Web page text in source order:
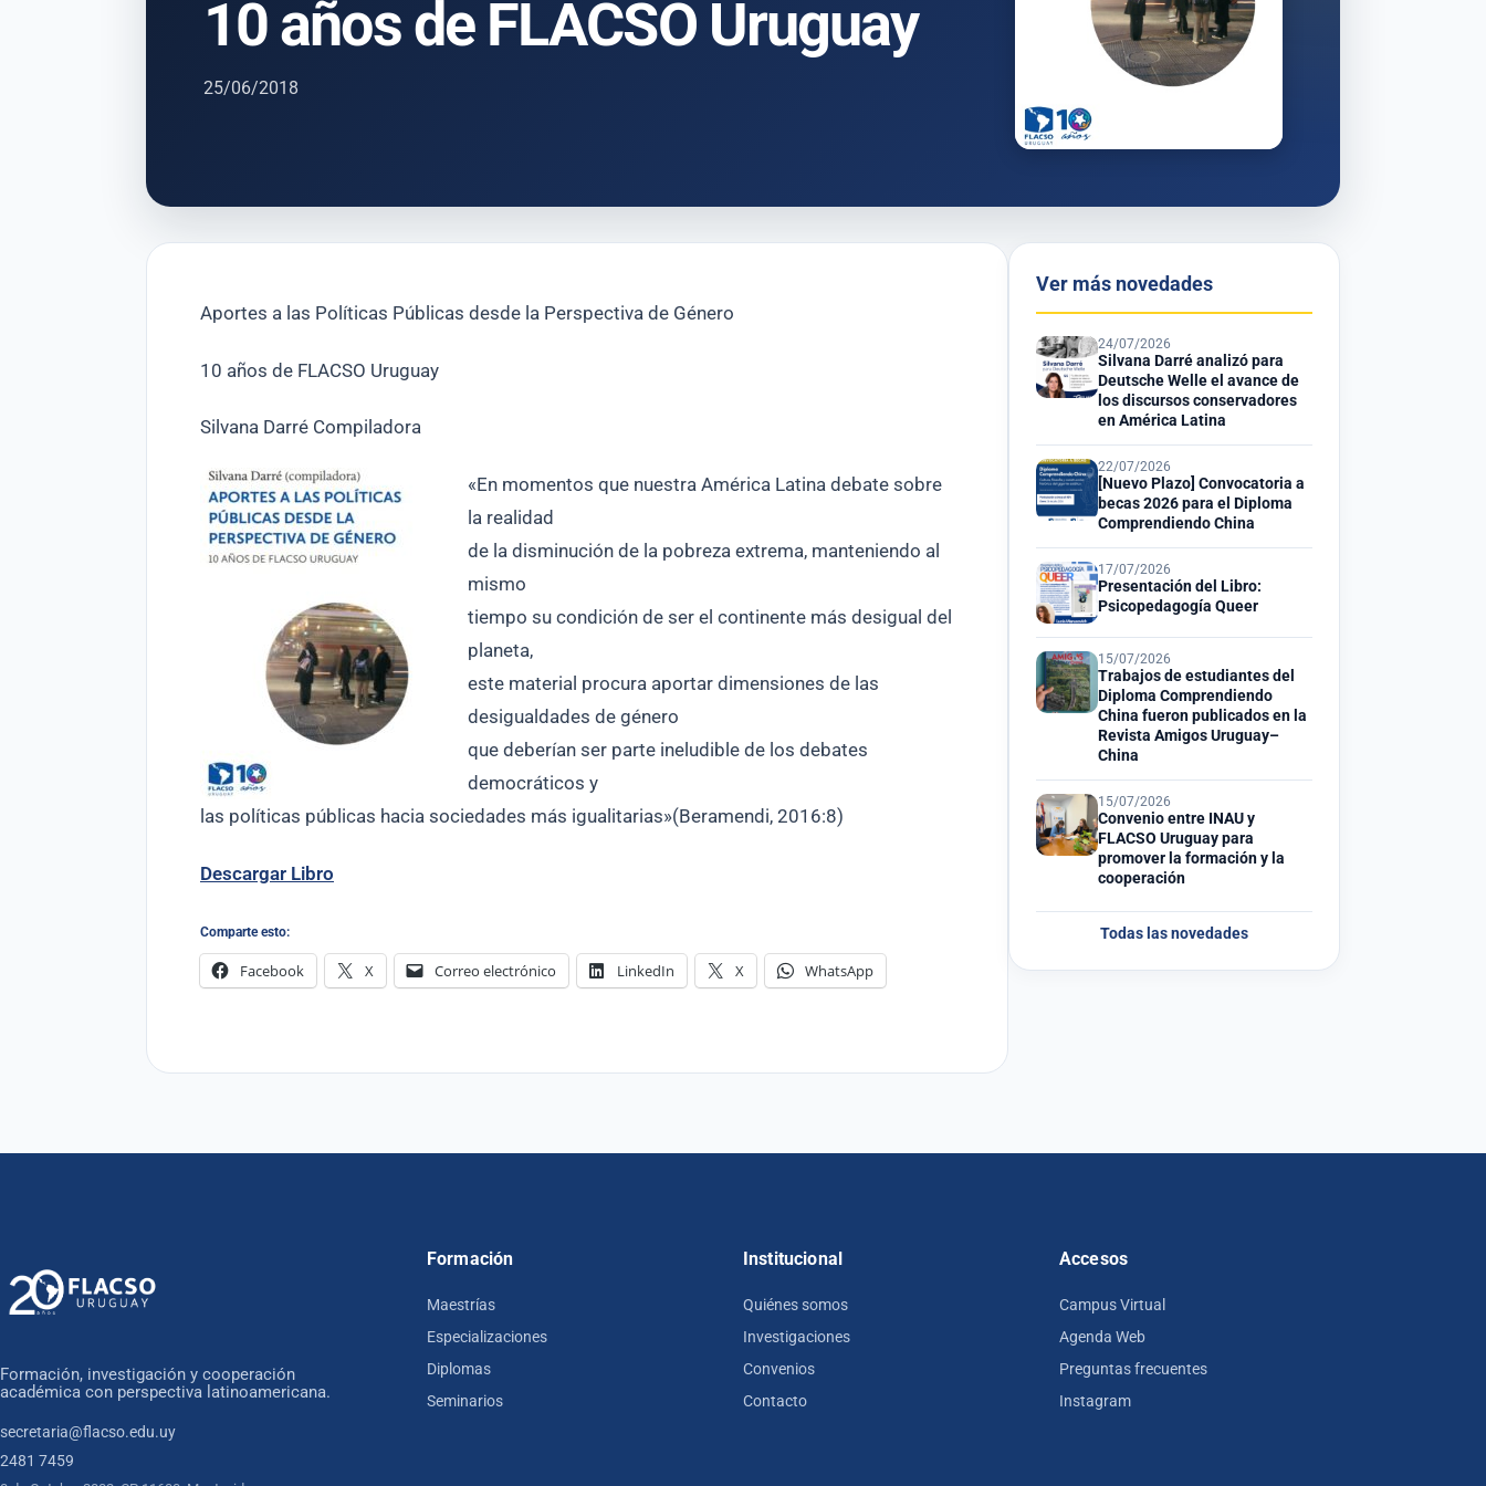
10 años de FLACSO Uruguay
25/06/2018
Aportes a las Políticas Públicas desde la Perspectiva de Género
10 años de FLACSO Uruguay
Silvana Darré Compiladora
«En momentos que nuestra América Latina debate sobre
la realidad
de la disminución de la pobreza extrema, manteniendo al
mismo
tiempo su condición de ser el continente más desigual del
planeta,
este material procura aportar dimensiones de las
desigualdades de género
que deberían ser parte ineludible de los debates
democráticos y
las políticas públicas hacia sociedades más igualitarias»(Beramendi, 2016:8)
Descargar Libro
Comparte esto:
Facebook X Correo electrónico LinkedIn X WhatsApp
Ver más novedades
24/07/2026
Silvana Darré analizó para
Deutsche Welle el avance de
los discursos conservadores
en América Latina
22/07/2026
[Nuevo Plazo] Convocatoria a
becas 2026 para el Diploma
Comprendiendo China
17/07/2026
Presentación del Libro:
Psicopedagogía Queer
15/07/2026
Trabajos de estudiantes del
Diploma Comprendiendo
China fueron publicados en la
Revista Amigos Uruguay–
China
15/07/2026
Convenio entre INAU y
FLACSO Uruguay para
promover la formación y la
cooperación
Todas las novedades
Formación, investigación y cooperación
académica con perspectiva latinoamericana.
secretaria@flacso.edu.uy
2481 7459
Formación
Maestrías
Especializaciones
Diplomas
Seminarios
Institucional
Quiénes somos
Investigaciones
Convenios
Contacto
Accesos
Campus Virtual
Agenda Web
Preguntas frecuentes
Instagram